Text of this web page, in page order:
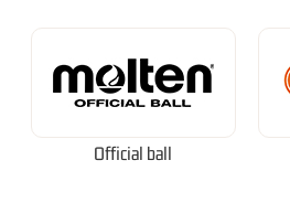
Official ball